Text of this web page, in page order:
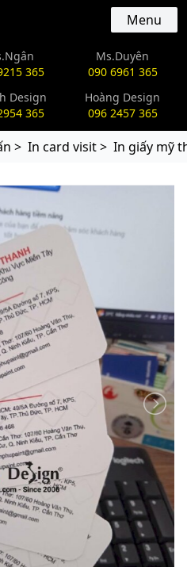
Menu
365
Ms.Duyên
090 6961 365
Design
365
Hoàng Design
096 2457 365
> In card visit > In giấy mỹ